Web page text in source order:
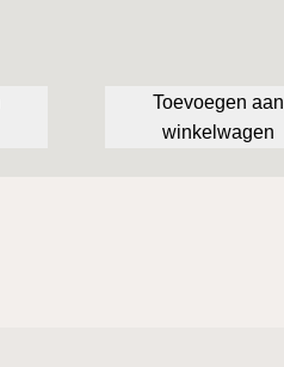
Toevoegen aan
winkelwagen